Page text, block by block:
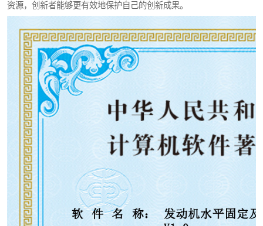
资源，创新者能够更有效地保护自己的创新成果。